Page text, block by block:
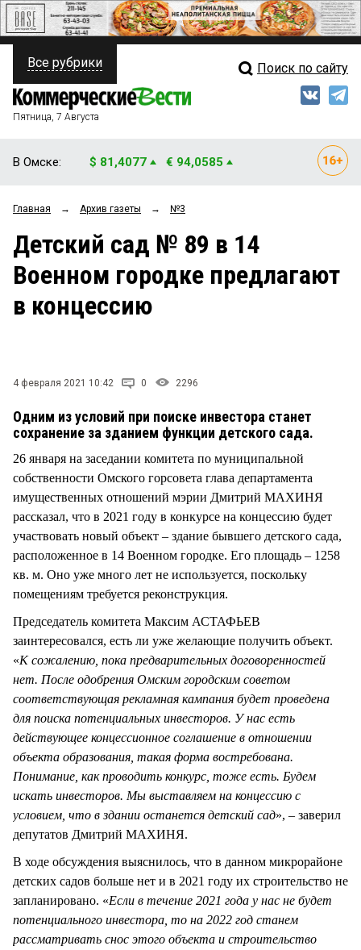
ПОЛИТИКА
ФИНАНСЫ
ОБЩЕСТВО
ЗАКОН
НОВОСТИ КОМПАНИЙ
Свежий выпуск
Рейтинги
Блоги
Все рубрики Поиск по сайту
Пятница, 7 Августа
В Омске: $ 81,4077 € 94,0585
Главная → Архив газеты → №3
Детский сад № 89 в 14
Военном городке предлагают
в концессию
4 февраля 2021 10:42 0 2296
Одним из условий при поиске инвестора станет
сохранение за зданием функции детского сада.
26 января на заседании комитета по муниципальной
собственности Омского горсовета глава департамента
имущественных отношений мэрии Дмитрий МАХИНЯ
рассказал, что в 2021 году в конкурсе на концессию будет
участвовать новый объект – здание бывшего детского сада,
расположенное в 14 Военном городке. Его площадь – 1258
кв. м. Оно уже много лет не используется, поскольку
помещениям требуется реконструкция.
Председатель комитета Максим АСТАФЬЕВ
заинтересовался, есть ли уже желающие получить объект.
«К сожалению, пока предварительных договоренностей
нет. После одобрения Омским городским советом
соответствующая рекламная кампания будет проведена
для поиска потенциальных инвесторов. У нас есть
действующее концессионное соглашение в отношении
объекта образования, такая форма востребована.
Понимание, как проводить конкурс, тоже есть. Будем
искать инвесторов. Мы выставляем на концессию с
условием, что в здании останется детский сад», – заверил
депутатов Дмитрий МАХИНЯ.
В ходе обсуждения выяснилось, что в данном микрорайоне
детских садов больше нет и в 2021 году их строительство не
запланировано. «Если в течение 2021 года у нас не будет
потенциального инвестора, то на 2022 год станем
рассматривать снос этого объекта и строительство